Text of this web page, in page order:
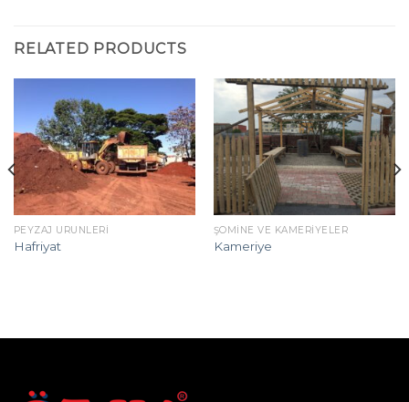
RELATED PRODUCTS
PEYZAJ ÜRÜNLERI
Hafriyat
ŞÖMINE VE KAMERIYELER
Kameriye